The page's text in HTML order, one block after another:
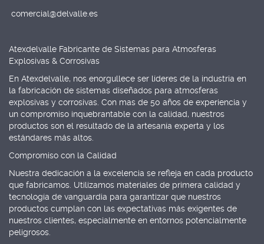
comercial@delvalle.es
Atexdelvalle Fabricante de Sistemas para Atmosferas
Explosivas & Corrosivas
En Atexdelvalle, nos enorgullece ser líderes de la industria en
la fabricación de sistemas diseñados para atmosferas
explosivas y corrosivas. Con mas de 50 años de experiencia y
un compromiso inquebrantable con la calidad, nuestros
productos son el resultado de la artesanía experta y los
estándares más altos.
Compromiso con la Calidad
Nuestra dedicación a la excelencia se refleja en cada producto
que fabricamos. Utilizamos materiales de primera calidad y
tecnología de vanguardia para garantizar que nuestros
productos cumplan con las expectativas más exigentes de
nuestros clientes, especialmente en entornos potencialmente
peligrosos.